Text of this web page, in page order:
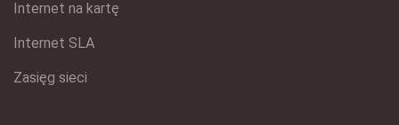
Internet na kartę
Internet SLA
Zasięg sieci